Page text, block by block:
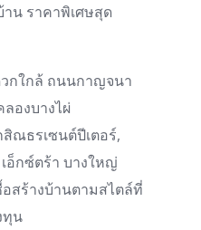
าน ราคาพิเศษสุด
วกใกล้ ถนนกาญจนา
องบางไผ่
ณธรเซนต์ปีเตอร์,
อ็กซ์ตร้า บางใหญ่
สร้างบ้านตามสไตล์ที่
ทุน